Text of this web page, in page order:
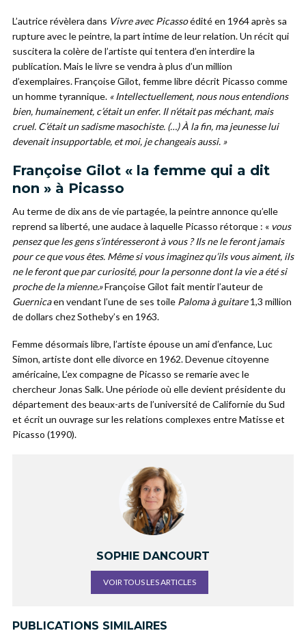
L’autrice révèlera dans Vivre avec Picassoédité en 1964 après sa
rupture avec le peintre, la part intime de leur relation. Un récit qui
suscitera la colère de l’artiste qui tentera d’en interdire la
publication. Mais le livre se vendra à plus d’un million
d’exemplaires. Françoise Gilot, femme libre décrit Picasso comme
un homme tyrannique. « Intellectuellement, nous nous entendions
bien, humainement, c’était un enfer. Il n’était pas méchant, mais
cruel. C’était un sadisme masochiste. (…) À la fin, ma jeunesse lui
devenait insupportable, et moi, je changeais aussi. »
Françoise Gilot « la femme qui a dit
non » à Picasso
Au terme de dix ans de vie partagée, la peintre annonce qu’elle
reprend sa liberté, une audace à laquelle Picasso rétorque : « vous
pensez que les gens s’intéresseront à vous ? Ils ne le feront jamais
pour ce que vous êtes. Même si vous imaginez qu’ils vous aiment, ils
ne le feront que par curiosité, pour la personne dont la vie a été si
proche de la mienne.»Françoise Gilot fait mentir l’auteur de
Guernicaen vendant l’une de ses toile Paloma à guitare1,3 million
de dollars chez Sotheby’s en 1963.
Femme désormais libre, l’artiste épouse un ami d’enfance, Luc
Simon, artiste dont elle divorce en 1962. Devenue citoyenne
américaine, L’ex compagne de Picasso se remarie avec le
chercheur Jonas Salk. Une période où elle devient présidente du
département des beaux-arts de l’université de Californie du Sud
et écrit un ouvrage sur les relations complexes entre Matisse et
Picasso (1990).
SOPHIE DANCOURT
VOIR TOUS LES ARTICLES
PUBLICATIONS SIMILAIRES